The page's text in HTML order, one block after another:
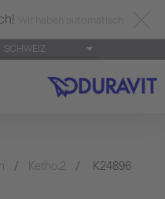
SCHWEIZ
Ketho.2 K24896